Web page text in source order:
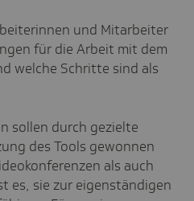
und Mitarbeiter
für die Arbeit mit dem
welche Schritte sind als
sollen durch gezielte
des Tools gewonnen
als auch
es, sie zur eigenständigen